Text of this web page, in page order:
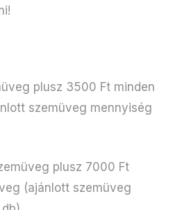
plusz 3500 Ft minden
szemüveg mennyiség
plusz 7000 Ft
(ajánlott szemüveg